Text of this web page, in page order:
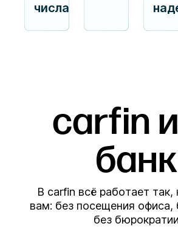
числа
carfin
банк
В carfin всё работает так,
вам: без посещения офиса,
без бюрократии